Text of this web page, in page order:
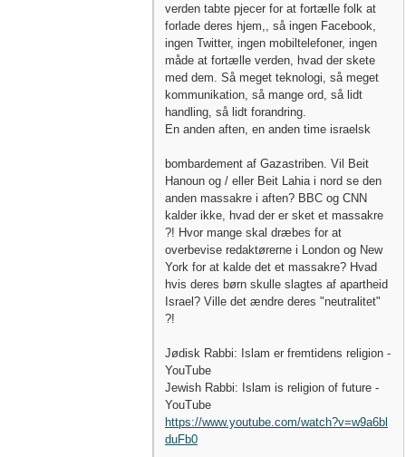
verden tabte pjecer for at fortælle folk at
forlade deres hjem,, så ingen Facebook,
ingen Twitter, ingen mobiltelefoner, ingen
måde at fortælle verden, hvad der skete
med dem. Så meget teknologi, så meget
kommunikation, så mange ord, så lidt
handling, så lidt forandring.
En anden aften, en anden time israelsk
bombardement af Gazastriben. Vil Beit
Hanoun og / eller Beit Lahia i nord se den
anden massakre i aften? BBC og CNN
kalder ikke, hvad der er sket et massakre
?! Hvor mange skal dræbes for at
overbevise redaktørerne i London og New
York for at kalde det et massakre? Hvad
hvis deres børn skulle slagtes af apartheid
Israel? Ville det ændre deres "neutralitet"
?!
Jødisk Rabbi: Islam er fremtidens religion -
YouTube
Jewish Rabbi: Islam is religion of future -
YouTube
https://www.youtube.com/watch?v=w9a6bl
duFb0